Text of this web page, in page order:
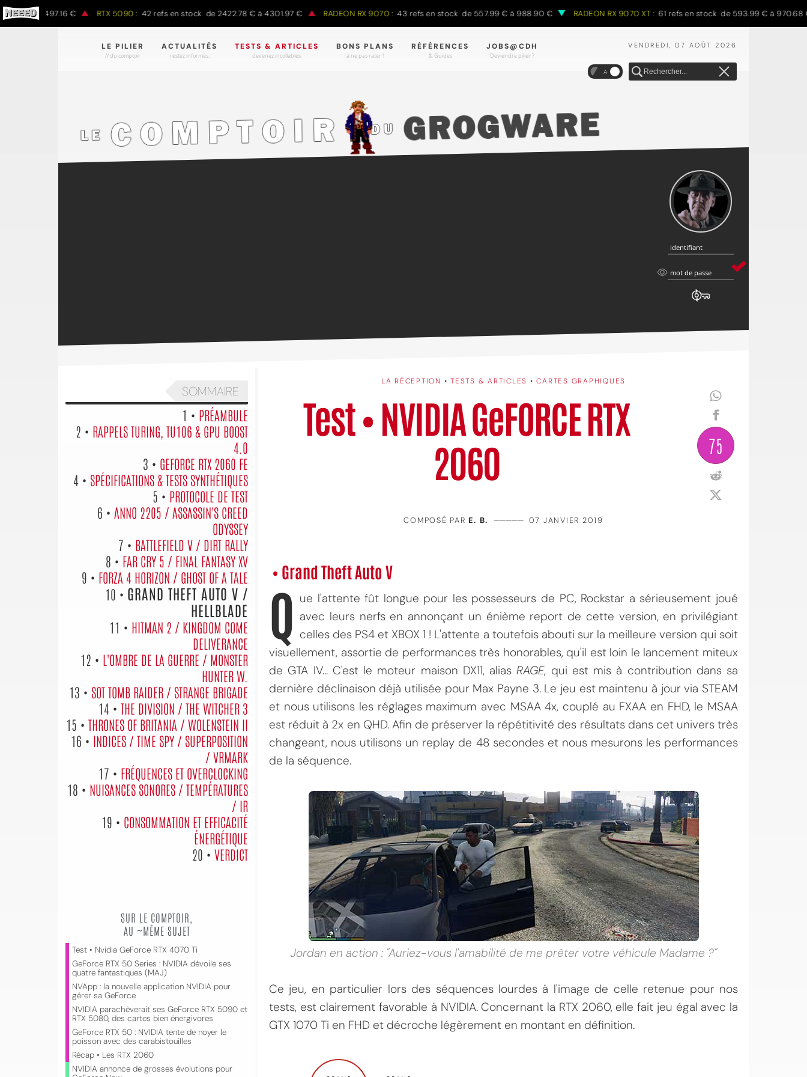
à 1497.16 € RTX 5090 : 42 refs en stock de 2422.78 € à 4301.97 € RADEON RX 9070 : 43 refs en stock de 557.99 € à 988.90 € RADEON RX 9070 XT : 61 refs en stock de 593.99 € à 970.68 €
VENDREDI, 07 AOÛT 2026
LE PILIER
// du comptoir
ACTUALITÉS
restez informés.
TESTS & ARTICLES
devenez incollables.
BONS PLANS
à ne pas rater !
RÉFÉRENCES
& Guides
JOBS@CDH
Deviendre pilier ?
A
identifiant
identifiant
mot
mot de passe
LA RÉCEPTION •TESTS & ARTICLES •CARTES GRAPHIQUES
Test • NVIDIA GeFORCE RTX
2060
75
COMPOSÉ PARE. B. ————— 07 JANVIER 2019
• Grand Theft Auto V
Q ue l'attente fût longue pour les possesseurs de PC, Rockstar a sérieusement joué
avec leurs nerfs en annonçant un énième report de cette version, en privilégiant
celles des PS4 et XBOX 1 ! L'attente a toutefois abouti sur la meilleure version qui soit
visuellement, assortie de performances très honorables, qu'il est loin le lancement miteux
de GTA IV... C'est le moteur maison DX11, aliasRAGE, qui est mis à contribution dans sa
dernière déclinaison déjà utilisée pour Max Payne 3. Le jeu est maintenu à jour via STEAM
et nous utilisons les réglages maximum avec MSAA 4x, couplé au FXAA en FHD, le MSAA
est réduit à 2x en QHD. Afin de préserver la répétitivité des résultats dans cet univers très
changeant, nous utilisons un replay de 48 secondes et nous mesurons les performances
de la séquence.
Jordan en action : "Auriez-vous l'amabilité de me prêter votre véhicule Madame ?"
Ce jeu, en particulier lors des séquences lourdes à l'image de celle retenue pour nos
tests, est clairement favorable à NVIDIA. Concernant la RTX 2060, elle fait jeu égal avec la
GTX 1070 Ti en FHD et décroche légèrement en montant en définition.
SOMMAIRE
1 • PRÉAMBULE
2 • RAPPELS TURING, TU106 & GPU BOOST
4.0
3 • GEFORCE RTX 2060 FE
4 • SPÉCIFICATIONS & TESTS SYNTHÉTIQUES
5 • PROTOCOLE DE TEST
6 • ANNO 2205 / ASSASSIN'S CREED
ODYSSEY
7 • BATTLEFIELD V / DIRT RALLY
8 • FAR CRY 5 / FINAL FANTASY XV
9 • FORZA 4 HORIZON / GHOST OF A TALE
10 • GRAND THEFT AUTO V /
HELLBLADE
11 • HITMAN 2 / KINGDOM COME
DELIVERANCE
12 • L'OMBRE DE LA GUERRE / MONSTER
HUNTER W.
13 • SOT TOMB RAIDER / STRANGE BRIGADE
14 • THE DIVISION / THE WITCHER 3
15 • THRONES OF BRITANIA / WOLENSTEIN II
16 • INDICES / TIME SPY / SUPERPOSITION
/ VRMARK
17 • FRÉQUENCES ET OVERCLOCKING
18 • NUISANCES SONORES / TEMPÉRATURES
/ IR
19 • CONSOMMATION ET EFFICACITÉ
ÉNERGÉTIQUE
20 • VERDICT
SUR LE COMPTOIR,
AU ~MÊME SUJET
Test • Nvidia GeForce RTX 4070 Ti
GeForce RTX 50 Series : NVIDIA dévoile ses
quatre fantastiques (MAJ)
NVApp : la nouvelle application NVIDIA pour
gérer sa GeForce
NVIDIA parachèverait ses GeForce RTX 5090 et
RTX 5080, des cartes bien énergivores
GeForce RTX 50 : NVIDIA tente de noyer le
poisson avec des carabistouilles
Récap • Les RTX 2060
NVIDIA annonce de grosses évolutions pour